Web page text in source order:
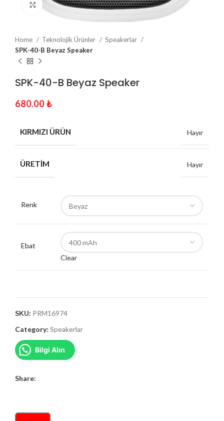
Click to enlarge
Home Teknolojik Ürünler
Speakerlar
SPK-40-B Beyaz Speaker
SPK-40-B Beyaz Speaker
680.00₺
KIRMIZI ÜRÜN Hayır
ÜRETIM Hayır
Renk
Ebat
Clear
SKU: PRM16974
Category: Speakerlar
Bilgi Alın
Share: